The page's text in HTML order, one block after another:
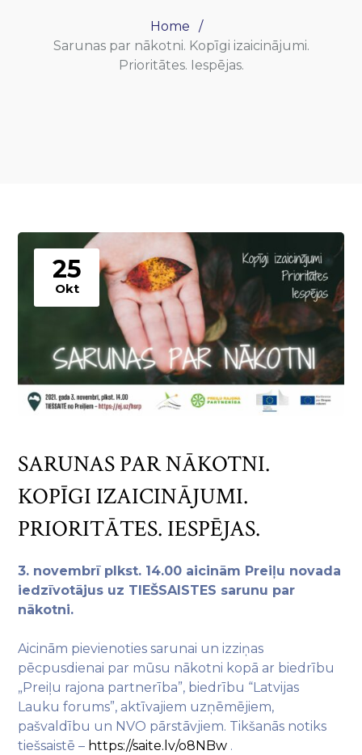
Home
Sarunas par nākotni. Kopīgi izaicinājumi.
Prioritātes. Iespējas.
25
Okt
SARUNAS PAR NĀKOTNI.
KOPĪGI IZAICINĀJUMI.
PRIORITĀTES. IESPĒJAS.
3. novembrī plkst. 14.00 aicinām Preiļu novada
iedzīvotājus uz TIEŠSAISTES sarunu par
nākotni.
Aicinām pievienoties sarunai un izziņas
pēcpusdienai par mūsu nākotni kopā ar biedrību
„Preiļu rajona partnerība”, biedrību “Latvijas
Lauku forums”, aktīvajiem uzņēmējiem,
pašvaldību un NVO pārstāvjiem. Tikšanās notiks
tiešsaistē – https://saite.lv/o8NBw .